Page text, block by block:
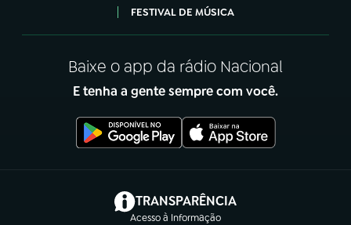
FESTIVAL DE MÚSICA
Baixe o app da rádio Nacional
E tenha a gente sempre com você.
TRANSPARÊNCIA
Acesso à Informação
(abre em nova aba)